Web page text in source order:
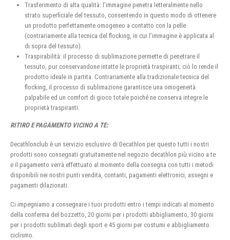
Trasferimento di alta qualità: l’immagine penetra letteralmente nello
strato superficiale del tessuto, consentendo in questo modo di ottenere
un prodotto perfettamente omogeneo a contatto con la pelle
(contrariamente alla tecnica del flocking, in cui l’immagine è applicata al
di sopra del tessuto).
Traspirabilità: il processo di sublimazione permette di penetrare il
tessuto, pur conservandone intatte le proprietà traspiranti; ciò lo rende il
prodotto ideale in partita. Contrariamente alla tradizionale tecnica del
flocking, il processo di sublimazione garantisce una omogeneità
palpabile ed un comfort di gioco totale poiché ne conserva integre le
proprietà traspiranti.
RITIRO E PAGAMENTO VICINO A TE:
Decathlonclub è un servizio esclusivo di Decathlon per questo tutti i nostri
prodotti sono consegnati gratuitamente nel negozio decathlon più vicino a te
e il pagamento verrà effettuato al momento della consegna con tutti i metodi
disponibili nei nostri punti vendita, contanti, pagamenti elettronici, assegni e
pagamenti dilazionati.
Ci impegniamo a consegnare i tuoi prodotti entro i tempi indicati al momento
della conferma del bozzetto, 20 giorni per i prodotti abbigliamento, 30 giorni
per i prodotti sublimati degli sport e 45 giorni per costumi e abbigliamento
ciclismo.